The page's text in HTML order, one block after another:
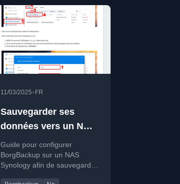
11/03/2025• FR
Sauvegarder ses
données vers un NAS
Synology avec
BorgBackup
Guide pour configurer
BorgBackup sur un NAS
Synology afin de sauvegarder